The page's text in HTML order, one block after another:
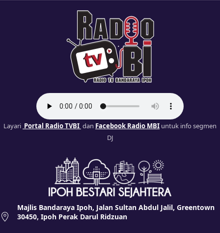
Layari Portal Radio TVBI dan Facebook Radio MBI untuk info segmen
DJ
Majlis Bandaraya Ipoh, Jalan Sultan Abdul Jalil, Greentown
30450, Ipoh Perak Darul Ridzuan